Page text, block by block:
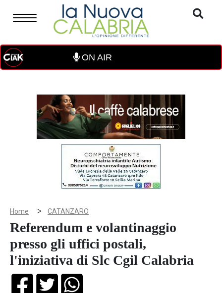
ON AIR
Home > CATANZARO
Referendum e volantinaggio
presso gli uffici postali,
l'iniziativa di Slc Cgil Calabria